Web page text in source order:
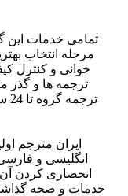
تمامی خدمات این
مرحله انتخاب
خوانی و کنترل
ترجمه ها و گذر
ایران مترجم
انگلیسی و
انحصاری کردن آن
خدمات و صحه